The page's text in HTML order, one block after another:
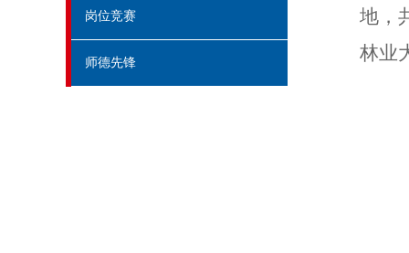
岗位竞赛
师德先锋
地，
林业